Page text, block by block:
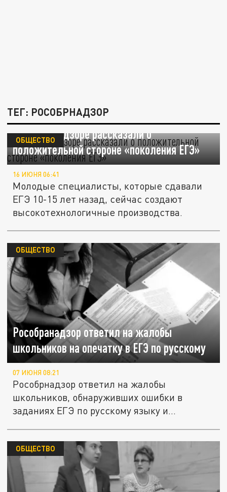
ТЕГ: РОСОБРНАДЗОР
В Рособрнадзоре рассказали о
положительной стороне «поколения ЕГЭ»
ОБЩЕСТВО
16 ИЮНЯ 06:41
Молодые специалисты, которые сдавали
ЕГЭ 10-15 лет назад, сейчас создают
высокотехнологичные производства.
Рособранадзор ответил на жалобы
школьников на опечатку в ЕГЭ по русскому
ОБЩЕСТВО
07 ИЮНЯ 08:21
Рособрнадзор ответил на жалобы
школьников, обнаруживших ошибки в
заданиях ЕГЭ по русскому языку и
ОБЩЕСТВО